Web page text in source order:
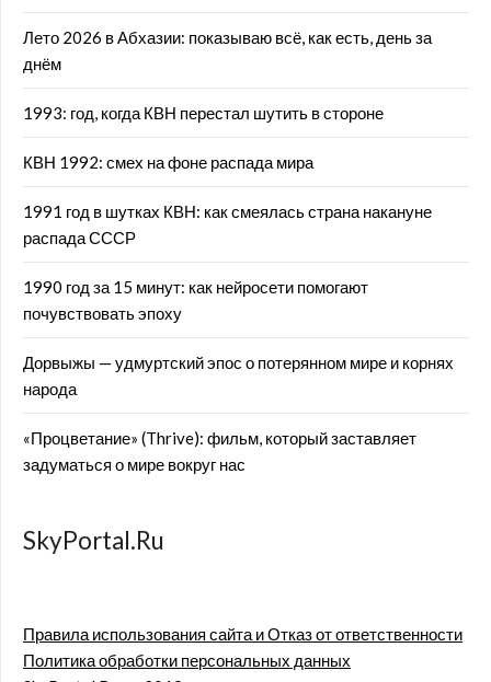
Лето 2026 в Абхазии: показываю всё, как есть, день за
днём
1993: год, когда КВН перестал шутить в стороне
КВН 1992: смех на фоне распада мира
1991 год в шутках КВН: как смеялась страна накануне
распада СССР
1990 год за 15 минут: как нейросети помогают
почувствовать эпоху
Дорвыжы — удмуртский эпос о потерянном мире и корнях
народа
«Процветание» (Thrive): фильм, который заставляет
задуматься о мире вокруг нас
SkyPortal.Ru
Правила использования сайта и Отказ от ответственности
Политика обработки персональных данных